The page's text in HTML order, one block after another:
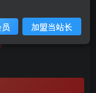
加盟当站长